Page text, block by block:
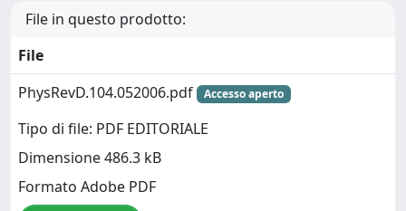
File in questo prodotto:
File
PhysRevD.104.052006.pdf
Accesso aperto
Tipo di file: PDF EDITORIALE
Dimensione 486.3 kB
Formato Adobe PDF